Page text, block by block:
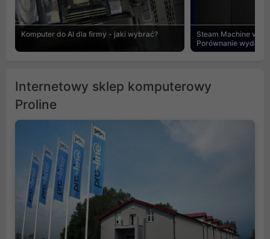
Komputer do AI dla firmy - jaki wybrać?
Steam Machine vs
Porównanie
Internetowy sklep komputerowy
Proline